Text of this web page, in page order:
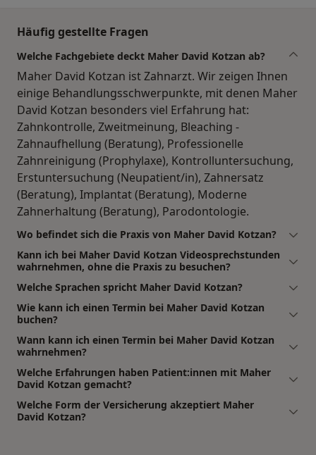
Häufig gestellte Fragen
Welche Fachgebiete deckt Maher David Kotzan ab?
Maher David Kotzan ist Zahnarzt. Wir zeigen Ihnen
einige Behandlungsschwerpunkte, mit denen Maher
David Kotzan besonders viel Erfahrung hat:
Zahnkontrolle, Zweitmeinung, Bleaching -
Zahnaufhellung (Beratung), Professionelle
Zahnreinigung (Prophylaxe), Kontrolluntersuchung,
Erstuntersuchung (Neupatient/in), Zahnersatz
(Beratung), Implantat (Beratung), Moderne
Zahnerhaltung (Beratung), Parodontologie.
Wo befindet sich die Praxis von Maher David Kotzan?
Kann ich bei Maher David Kotzan Videosprechstunden
wahrnehmen, ohne die Praxis zu besuchen?
Welche Sprachen spricht Maher David Kotzan?
Wie kann ich einen Termin bei Maher David Kotzan
buchen?
Wann kann ich einen Termin bei Maher David Kotzan
wahrnehmen?
Welche Erfahrungen haben Patient:innen mit Maher
David Kotzan gemacht?
Welche Form der Versicherung akzeptiert Maher
David Kotzan?